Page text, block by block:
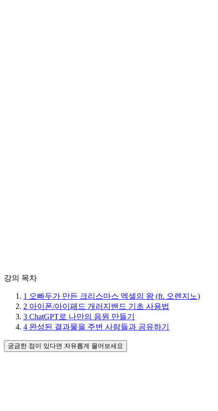
강의 목차
1 오빠두가 만든 크리스마스 엑셀의 왕 (ft. 오렌지노)
2 아이폰/아이패드 개러지밴드 기초 사용법
3 ChatGPT로 나만의 음원 만들기
4 완성된 결과물을 주변 사람들과 공유하기
궁금한 점이 있다면 자유롭게 물어보세요